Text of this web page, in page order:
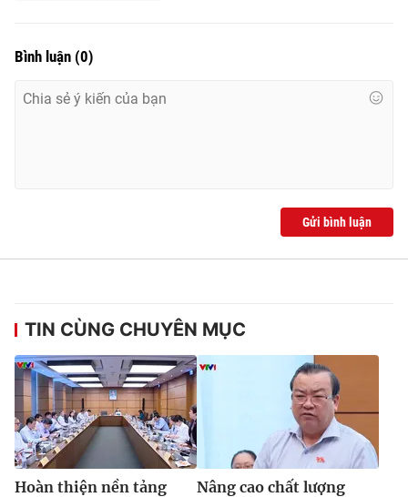
Bình luận (0)
Gửi bình luận
TIN CÙNG CHUYÊN MỤC
Hoàn thiện nền tảng
Nâng cao chất lượng